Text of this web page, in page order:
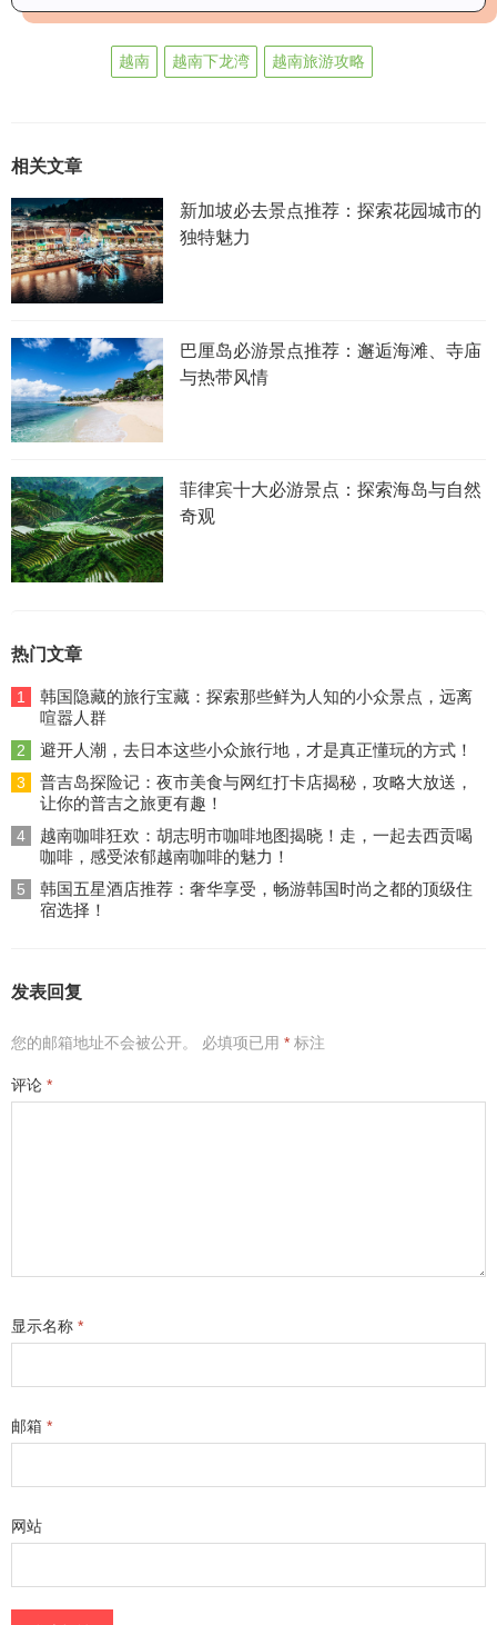
越南 越南下龙湾 越南旅游攻略
相关文章
新加坡必去景点推荐：探索花园城市的
独特魅力
巴厘岛必游景点推荐：邂逅海滩、寺庙
与热带风情
菲律宾十大必游景点：探索海岛与自然
奇观
热门文章
1
韩国隐藏的旅行宝藏：探索那些鲜为人知的小众景点，远离
喧嚣人群
2 避开人潮，去日本这些小众旅行地，才是真正懂玩的方式！
3
普吉岛探险记：夜市美食与网红打卡店揭秘，攻略大放送，
让你的普吉之旅更有趣！
4
越南咖啡狂欢：胡志明市咖啡地图揭晓！走，一起去西贡喝
咖啡，感受浓郁越南咖啡的魅力！
5
韩国五星酒店推荐：奢华享受，畅游韩国时尚之都的顶级住
宿选择！
发表回复
您的邮箱地址不会被公开。 必填项已用 * 标注
评论 *
显示名称 *
邮箱 *
网站